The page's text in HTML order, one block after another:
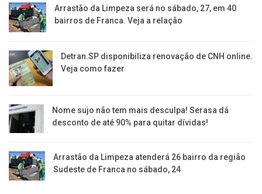
Arrastão da Limpeza será no sábado, 27, em 40
bairros de Franca. Veja a relação
Detran.SP disponibiliza renovação de CNH online.
Veja como fazer
Nome sujo não tem mais desculpa! Serasa dá
desconto de até 90% para quitar dívidas!
Arrastão da Limpeza atenderá 26 bairro da região
Sudeste de Franca no sábado, 24